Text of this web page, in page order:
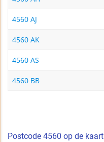
4560 AJ
4560 AK
4560 AS
4560 BB
Postcode 4560 op de kaart